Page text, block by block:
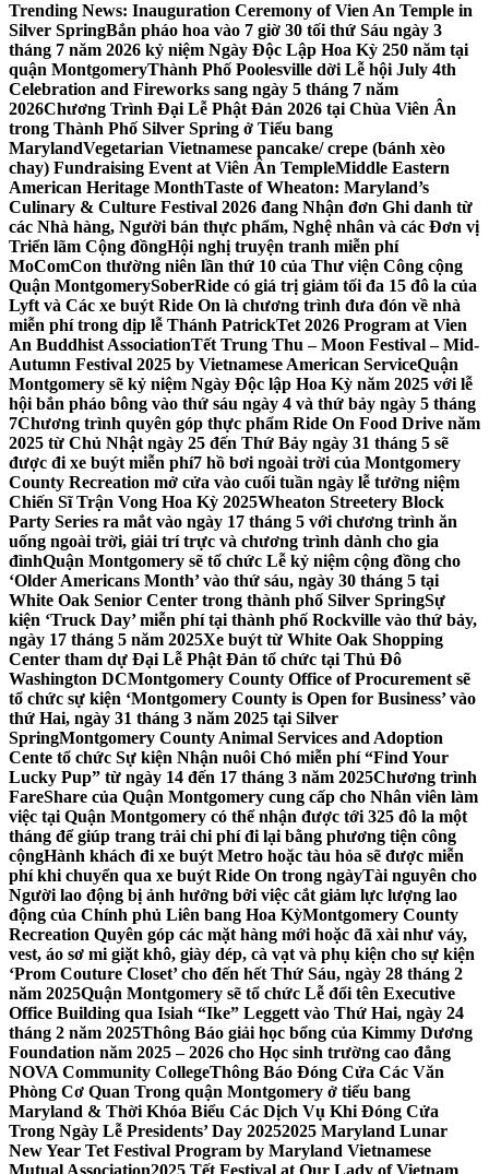
Trending News: Inauguration Ceremony of Vien An Temple in
Silver SpringBắn pháo hoa vào 7 giờ 30 tối thứ Sáu ngày 3
tháng 7 năm 2026 kỷ niệm Ngày Độc Lập Hoa Kỳ 250 năm tại
quận MontgomeryThành Phố Poolesville dời Lễ hội July 4th
Celebration and Fireworks sang ngày 5 tháng 7 năm
2026Chương Trình Đại Lễ Phật Đản 2026 tại Chùa Viên Ân
trong Thành Phố Silver Spring ở Tiểu bang
MarylandVegetarian Vietnamese pancake/ crepe (bánh xèo
chay) Fundraising Event at Viên Ân TempleMiddle Eastern
American Heritage MonthTaste of Wheaton: Maryland’s
Culinary & Culture Festival 2026 đang Nhận đơn Ghi danh từ
các Nhà hàng, Người bán thực phẩm, Nghệ nhân và các Đơn vị
Triển lãm Cộng đồngHội nghị truyện tranh miễn phí
MoComCon thường niên lần thứ 10 của Thư viện Công cộng
Quận MontgomerySoberRide có giá trị giảm tối đa 15 đô la của
Lyft và Các xe buýt Ride On là chương trình đưa đón về nhà
miễn phí trong dịp lễ Thánh PatrickTet 2026 Program at Vien
An Buddhist AssociationTết Trung Thu – Moon Festival – Mid-
Autumn Festival 2025 by Vietnamese American ServiceQuận
Montgomery sẽ kỷ niệm Ngày Độc lập Hoa Kỳ năm 2025 với lễ
hội bắn pháo bông vào thứ sáu ngày 4 và thứ bảy ngày 5 tháng
7Chương trình quyên góp thực phẩm Ride On Food Drive năm
2025 từ Chủ Nhật ngày 25 đến Thứ Bảy ngày 31 tháng 5 sẽ
được đi xe buýt miễn phí7 hồ bơi ngoài trời của Montgomery
County Recreation mở cửa vào cuối tuần ngày lễ tưởng niệm
Chiến Sĩ Trận Vong Hoa Kỳ 2025Wheaton Streetery Block
Party Series ra mắt vào ngày 17 tháng 5 với chương trình ăn
uống ngoài trời, giải trí trực và chương trình dành cho gia
đìnhQuận Montgomery sẽ tổ chức Lễ kỷ niệm cộng đồng cho
‘Older Americans Month’ vào thứ sáu, ngày 30 tháng 5 tại
White Oak Senior Center trong thành phố Silver SpringSự
kiện ‘Truck Day’ miễn phí tại thành phố Rockville vào thứ bảy,
ngày 17 tháng 5 năm 2025Xe buýt từ White Oak Shopping
Center tham dự Đại Lễ Phật Đản tổ chức tại Thủ Đô
Washington DCMontgomery County Office of Procurement sẽ
tổ chức sự kiện ‘Montgomery County is Open for Business’ vào
thứ Hai, ngày 31 tháng 3 năm 2025 tại Silver
SpringMontgomery County Animal Services and Adoption
Cente tổ chức Sự kiện Nhận nuôi Chó miễn phí “Find Your
Lucky Pup” từ ngày 14 đến 17 tháng 3 năm 2025Chương trình
FareShare của Quận Montgomery cung cấp cho Nhân viên làm
việc tại Quận Montgomery có thể nhận được tới 325 đô la một
tháng để giúp trang trải chi phí đi lại bằng phương tiện công
cộngHành khách đi xe buýt Metro hoặc tàu hỏa sẽ được miễn
phí khi chuyển qua xe buýt Ride On trong ngàyTài nguyên cho
Người lao động bị ảnh hưởng bởi việc cắt giảm lực lượng lao
động của Chính phủ Liên bang Hoa KỳMontgomery County
Recreation Quyên góp các mặt hàng mới hoặc đã xài như váy,
vest, áo sơ mi giặt khô, giày dép, cà vạt và phụ kiện cho sự kiện
‘Prom Couture Closet’ cho đến hết Thứ Sáu, ngày 28 tháng 2
năm 2025Quận Montgomery sẽ tổ chức Lễ đổi tên Executive
Office Building qua Isiah “Ike” Leggett vào Thứ Hai, ngày 24
tháng 2 năm 2025Thông Báo giải học bổng của Kimmy Dương
Foundation năm 2025 – 2026 cho Học sinh trường cao đẳng
NOVA Community CollegeThông Báo Đóng Cửa Các Văn
Phòng Cơ Quan Trong quận Montgomery ở tiểu bang
Maryland & Thời Khóa Biểu Các Dịch Vụ Khi Đóng Cửa
Trong Ngày Lễ Presidents’ Day 20252025 Maryland Lunar
New Year Tet Festival Program by Maryland Vietnamese